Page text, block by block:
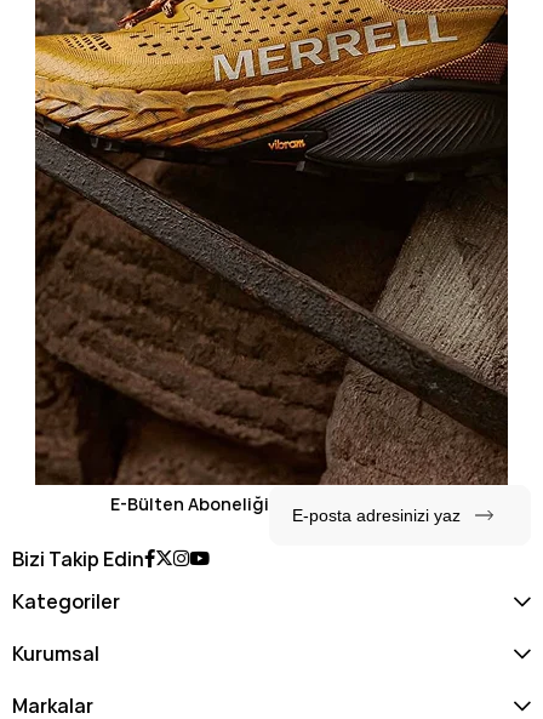
E-Bülten Aboneliği
Bizi Takip Edin
Kategoriler
Kurumsal
Markalar